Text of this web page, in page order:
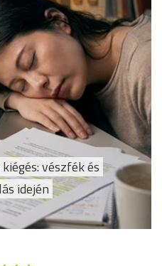
vészfék és
idején